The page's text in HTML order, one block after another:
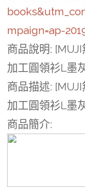
mpaign=ap-
商品說明:
加工圓領衫L墨
商品描述:
加工圓領衫L墨
商品簡介: